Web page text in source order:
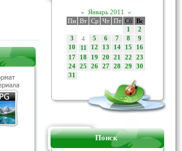
« Январь 2011
»
Пн Вт Ср Чт Пт Сб Вс
1
2
3
4 5 6 7 8
9
10
11 12 13 14 15
16
17
18 19 20 21 22
23
24
25 26 27 28 29
30
31
Поиск